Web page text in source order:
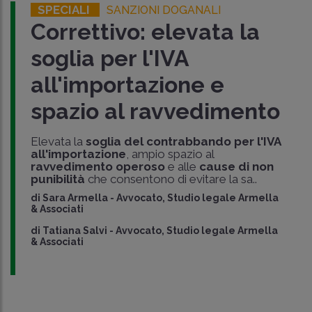
SPECIALI SANZIONI DOGANALI
Correttivo: elevata la
soglia per l'IVA
all'importazione e
spazio al ravvedimento
Elevata la soglia del contrabbando per l'IVA
all'importazione , ampio spazio al
ravvedimento operosoe alle cause di non
punibilità che consentono di evitare la sa..
di Sara Armella - Avvocato, Studio legale Armella
& Associati
di Tatiana Salvi - Avvocato, Studio legale Armella
& Associati